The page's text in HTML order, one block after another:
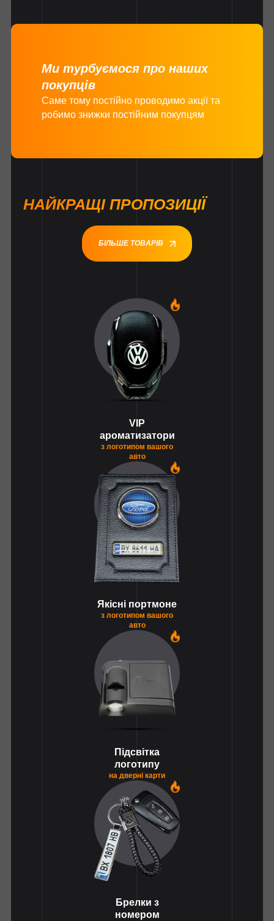
Ми турбуємося про наших
покупців
Саме тому постійно проводимо акції та
робимо знижки постійним покупцям
НАЙКРАЩІ ПРОПОЗИЦІЇ
БІЛЬШЕ ТОВАРІВ
VIP
ароматизатори
з логотипом вашого
авто
Якісні портмоне
з логотипом вашого
авто
Підсвітка
логотипу
на дверні карти
Брелки з
номером